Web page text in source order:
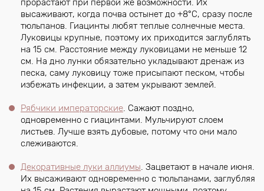
прорастают при первой же возможности. Их
высаживают, когда почва остынет до +8°С, сразу после
тюльпанов. Гиацинты любят теплые солнечные места.
Луковицы крупные, поэтому их приходится заглублять
на 15 см. Расстояние между луковицами не меньше 12
см. На дно лунки обязательно укладывают дренаж из
песка, саму луковицу тоже присыпают песком, чтобы
избежать инфекции, а затем укрывают землей.
Рябчики императорские. Сажают поздно,
одновременно с гиацинтами. Мульчируют слоем
листьев. Лучше взять дубовые, потому что они мало
слеживаются.
Декоративные луки аллиумы. Зацветают в начале июня.
Их высаживают одновременно с тюльпанами, заглубляя